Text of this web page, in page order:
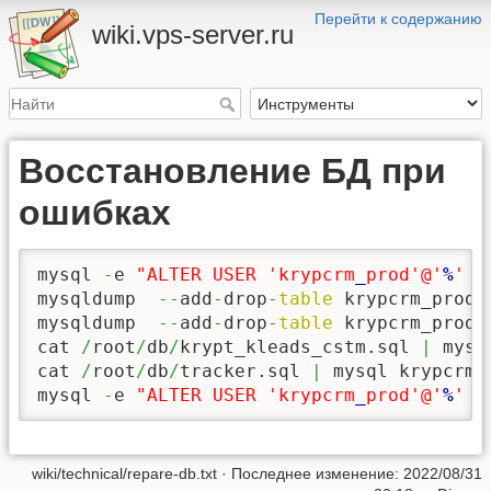
Перейти к содержанию
wiki.vps-server.ru
Восстановление БД при
ошибках
mysql - e "ALTER USER 'krypcrm prod'@' % '
mysqldump
-- add- drop- table
mysqldump
-- add- drop- table
cat
/root /db/krypt_kleads_cstm.sql |
cat
/root /db/tracker.sql |
mysql
mysql
- e "ALTER USER 'krypcrm prod'@' % '
wiki/technical/repare-db.txt · Последнее изменение: 2022/08/31